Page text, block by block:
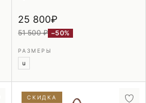
25 800₽
51 500 ₽ −50%
РАЗМЕРЫ
u
СКИДКА